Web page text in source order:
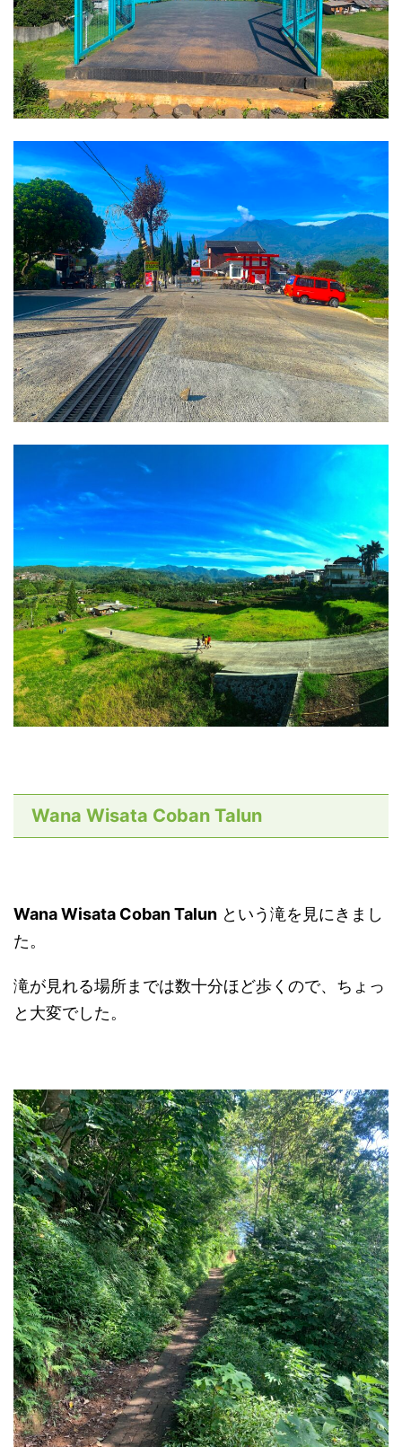
Wana Wisata Coban Talun
Wana Wisata Coban Talun という滝を見にきまし
た。
滝が見れる場所までは数十分ほど歩くので、ちょっ
と大変でした。